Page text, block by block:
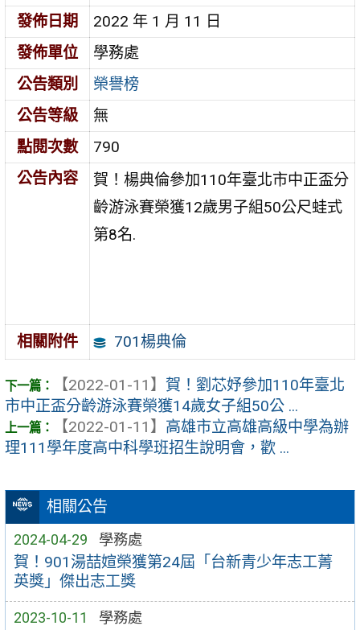
相關公告
2024-04-29 學務處
賀！901湯喆媗榮獲第24屆「台新青少年志工菁
英獎」傑出志工獎
2023-10-11 學務處
發佈日期
2022 年 1 月 11 日
發佈單位
學務處
公告類別
榮譽榜
公告等級
無
點閱次數
790
公告內容
賀！楊典倫參加110年臺北市中正盃分
齡游泳賽榮獲12歲男子組50公尺蛙式
第8名.
相關附件 701楊典倫
【2022-01-11】 賀！劉芯妤參加110年臺北
市中正盃分齡游泳賽榮獲14歲女子組50公 ...
【2022-01-11】 高雄市立高雄高級中學為辦
理111學年度高中科學班招生說明會，歡 ...